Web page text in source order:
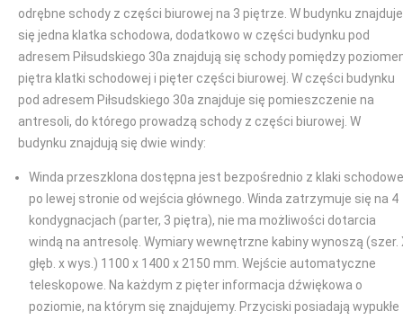
odrębne schody z części biurowej na 3 piętrze. W budynku znajduje
się jedna klatka schodowa, dodatkowo w części budynku pod
adresem Piłsudskiego 30a znajdują się schody pomiędzy
piętra klatki schodowej i pięter części biurowej. W części budynku
pod adresem Piłsudskiego 30a znajduje się pomieszczenie na
antresoli, do którego prowadzą schody z części biurowej. W
budynku znajdują się dwie windy:
Winda przeszklona dostępna jest bezpośrednio z klaki
po lewej stronie od wejścia głównego. Winda zatrzymuje się na 4
kondygnacjach (parter, 3 piętra), nie ma możliwości dotarcia
windą na antresolę. Wymiary wewnętrzne kabiny wynoszą (szer.
głęb. x wys.) 1100 x 1400 x 2150 mm. Wejście automatyczne
teleskopowe. Na każdym z pięter informacja dźwiękowa o
poziomie, na którym się znajdujemy. Przyciski posiadają wypukłe